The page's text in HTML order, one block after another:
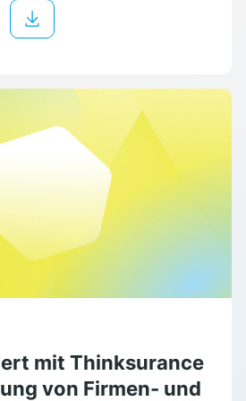
mit Thinksurance
von Firmen- und